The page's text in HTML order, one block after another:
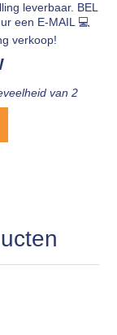
leverbaar. BEL
een E-MAIL 💻
verkoop!
van 2